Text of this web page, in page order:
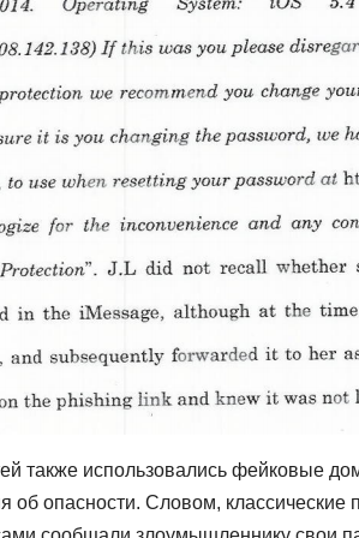
также использовались фейковые
опасности. Словом, классические